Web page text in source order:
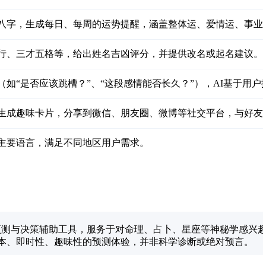
字，生成每日、每周的运势提醒，涵盖整体运、爱情运、事
、三才五格等，给出姓名吉凶评分，并提供改名或起名建议。
如“是否应该跳槽？”、“这段感情能否长久？”），AI基于用
成趣味卡片，分享到微信、朋友圈、微博等社交平台，与好友
要语言，满足不同地区用户需求。
测与决策辅助工具，服务于对命理、占卜、星座等神秘学感
即时性、趣味性的预测体验，并非科学诊断或绝对预言。